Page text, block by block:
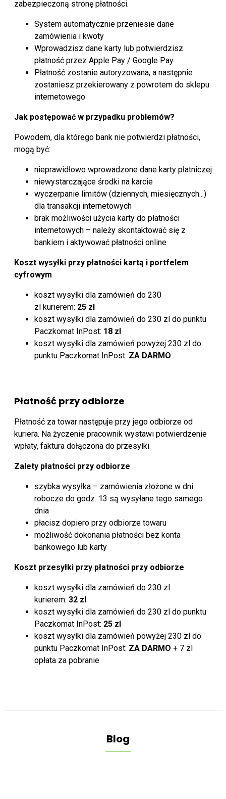
zabezpieczoną stronę płatności.
System automatycznie przeniesie dane
zamówienia i kwoty
Wprowadzisz dane karty lub potwierdzisz
płatność przez Apple Pay / Google Pay
Płatność zostanie autoryzowana, a następnie
zostaniesz przekierowany z powrotem do sklepu
internetowego
Jak postępować w przypadku problemów?
Powodem, dla którego bank nie potwierdzi płatności,
mogą być:
nieprawidłowo wprowadzone dane karty płatniczej
niewystarczające środki na karcie
wyczerpanie limitów (dziennych, miesięcznych...)
dla transakcji internetowych
brak możliwości użycia karty do płatności
internetowych – należy skontaktować się z
bankiem i aktywować płatności online
Koszt wysyłki przy płatności kartą i portfelem
cyfrowym
koszt wysyłki dla zamówień do 230
zl kurierem: 25 zl
koszt wysyłki dla zamówień do 230 zl do punktu
Paczkomat InPost: 18 zl
koszt wysyłki dla zamówień powyżej 230 zl do
punktu Paczkomat InPost: ZA DARMO
Płatność przy odbiorze
Płatność za towar następuje przy jego odbiorze od
kuriera. Na życzenie pracownik wystawi potwierdzenie
wpłaty, faktura dołączona do przesyłki.
Zalety płatności przy odbiorze
szybka wysyłka – zamówienia złożone w dni
robocze do godz. 13 są wysyłane tego samego
dnia
płacisz dopiero przy odbiorze towaru
możliwość dokonania płatności bez konta
bankowego lub karty
Koszt przesyłki przy płatności przy odbiorze
koszt wysyłki dla zamówień do 230 zl
kurierem: 32 zl
koszt wysyłki dla zamówień do 230 zl do punktu
Paczkomat InPost: 25 zl
koszt wysyłki dla zamówień powyżej 230 zl do
punktu Paczkomat InPost: ZA DARMO + 7 zl
opłata za pobranie
Blog